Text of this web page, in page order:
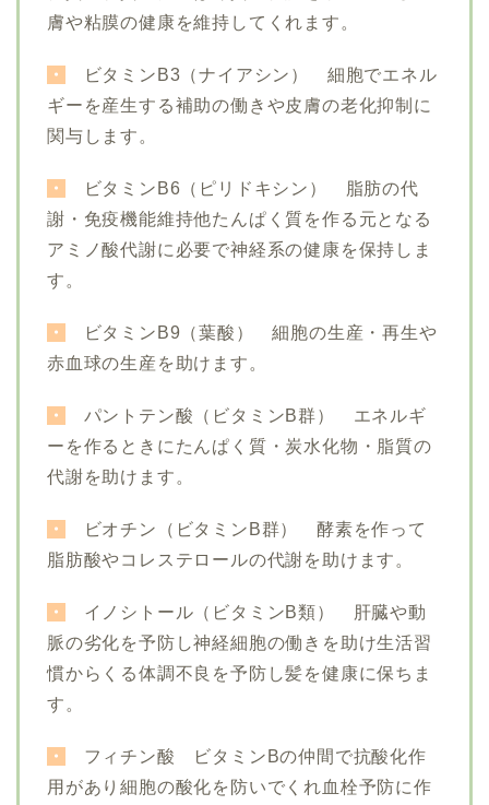
膚や粘膜の健康を維持してくれます。
・ ビタミンB3（ナイアシン） 細胞でエネル
ギーを産生する補助の働きや皮膚の老化抑制に
関与します。
・
ビタミンB6（ピリドキシン） 脂肪の代
謝・免疫機能維持他たんぱく質を作る元となる
アミノ酸代謝に必要で神経系の健康を保持しま
す。
・ ビタミンB9（葉酸） 細胞の生産・再生や
赤血球の生産を助けます。
・
パントテン酸（ビタミンB群） エネルギ
ーを作るときにたんぱく質・炭水化物・脂質の
代謝を助けます。
・
ビオチン（ビタミンB群） 酵素を作って
脂肪酸やコレステロールの代謝を助けます。
・
イノシトール（ビタミンB類） 肝臓や動
脈の劣化を予防し神経細胞の働きを助け生活習
慣からくる体調不良を予防し髪を健康に保ち ま
す。
・
フィチン酸 ビタミンBの仲間で抗酸化作
用があり細胞の酸化を防いでくれ血栓予防に作